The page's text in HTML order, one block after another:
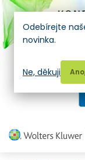
Odebírejte
novinka.
Ne, děkuji